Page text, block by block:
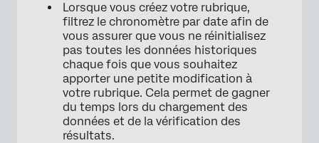
Lorsque vous créez votre rubrique,
filtrez le chronomètre par date afin de
vous assurer que vous ne réinitialisez
pas toutes les données historiques
chaque fois que vous souhaitez
apporter une petite modification à
votre rubrique. Cela permet de gagner
du temps lors du chargement des
données et de la vérification des
résultats.